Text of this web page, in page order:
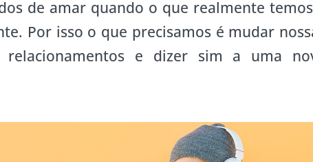
de amar quando o que realmente
Por isso o que precisamos é mudar
relacionamentos e dizer sim a uma